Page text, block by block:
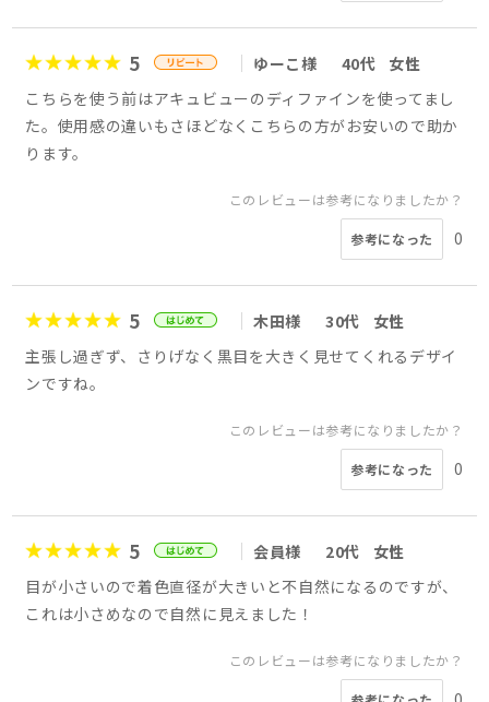
5 ゆーこ様 40代
女性
こちらを使う前はアキュビューのディファインを使ってまし
た。使用感の違いもさほどなくこちらの方がお安いので助か
ります。
このレビューは参考になりましたか？
参考になった 0
5 木田様 30代
女性
主張し過ぎず、さりげなく黒目を大きく見せてくれるデザイ
ンですね。
このレビューは参考になりましたか？
参考になった 0
5 会員様 20代
女性
目が小さいので着色直径が大きいと不自然になるのですが、
これは小さめなので自然に見えました！
このレビューは参考になりましたか？